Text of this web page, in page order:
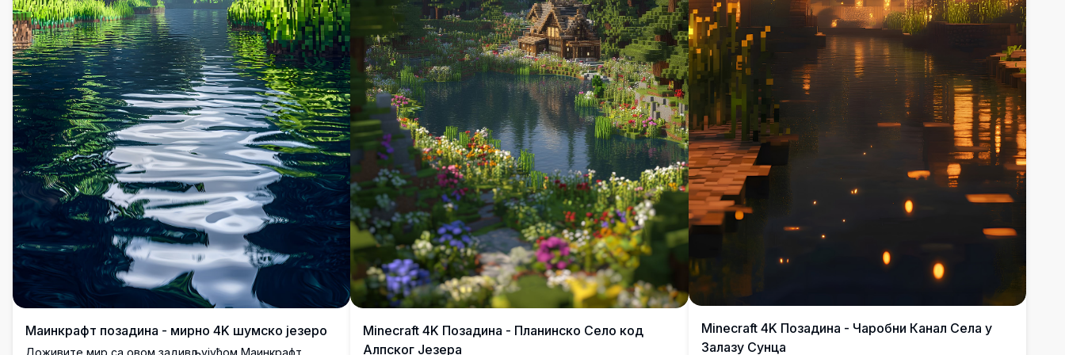
Маинкрафт позадина - мирно 4K шумско језеро
Доживите мир са овом задивљујућом Маинкрафт
Minecraft 4K Позадина - Планинско Село код
Алпског Језера
Minecraft 4K Позадина - Чаробни Канал Села у
Залазу Сунца